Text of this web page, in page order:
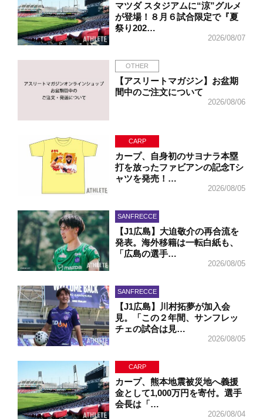
マツダ スタジアムに“涼”グルメ
が登場！８月６試合限定で『夏
祭り202…
2026/08/07
OTHER
【アスリートマガジン】お盆期
間中のご注文について
2026/08/06
CARP
カープ、自身初のサヨナラ本塁
打を放ったファビアンの記念Tシ
ャツを発売！…
2026/08/05
SANFRECCE
【J1広島】大迫敬介の再合流を
発表。海外移籍は一転白紙も、
「広島の選手…
2026/08/05
SANFRECCE
【J1広島】川村拓夢が加入会
見。「この２年間、サンフレッ
チェの試合は見…
2026/08/05
CARP
カープ、熊本地震被災地へ義援
金として1,000万円を寄付。選手
会長は「…
2026/08/04